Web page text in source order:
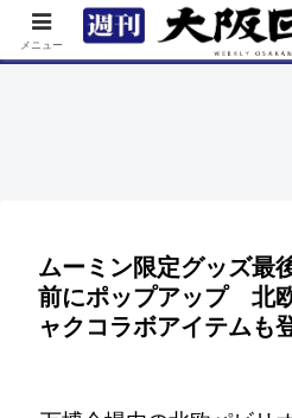
TOP 特集 ニュース
ムーミン限定グッズ最
前にポップアップ 北
ャクコラボアイテムも
メニュー